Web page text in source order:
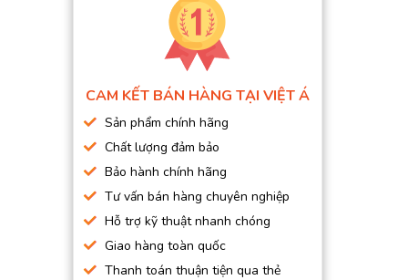
DẦU MÁY NÉN KHÍ
DÂY HƠI, ỐNG HƠI
BƠM MÀNG KHÍ NÉN
BƠM HÚT CHÂN KHÔNG
BƠM ĐỊNH LƯỢNG
MOTOR, HỘP GIẢM TỐC
MÁY TẠO KHÍ NITO
CAM KẾT BÁN HÀNG TẠI VIỆT Á
Sản phẩm chính hãng
Chất lượng đảm bảo
Bảo hành chính hãng
Tư vấn bán hàng chuyên nghiệp
Hỗ trợ kỹ thuật nhanh chóng
Giao hàng toàn quốc
Thanh toán thuận tiện qua thẻ